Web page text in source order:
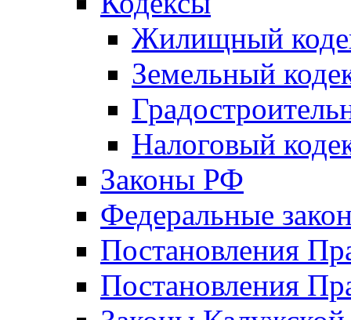
Жилищный
Земельный
Налоговый
Законы РФ
Федеральные
Постановления
Постановления